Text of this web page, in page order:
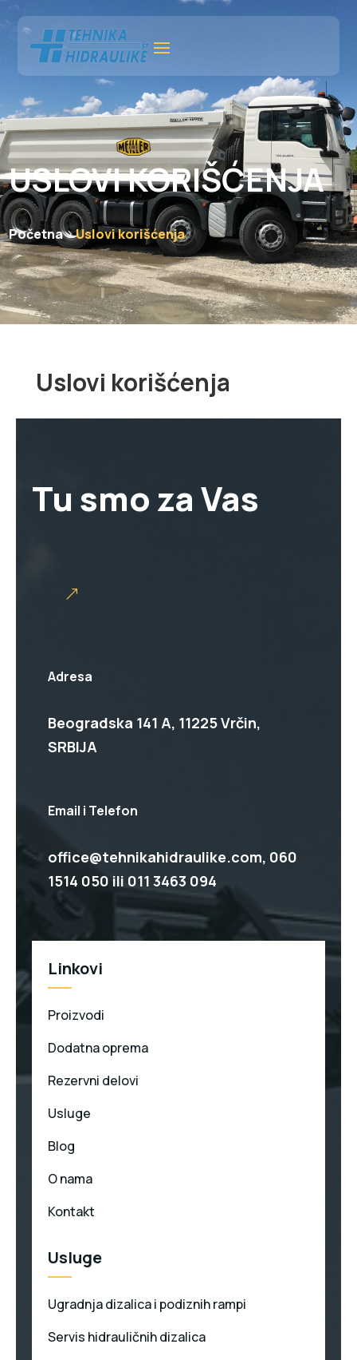
USLOVI KORIŠĆENJA
Početna Uslovi korišćenja
Uslovi korišćenja
Tu smo za Vas
Adresa
Beogradska 141 A, 11225 Vrčin,
SRBIJA
Email i Telefon
office@tehnikahidraulike.com, 060
1514 050 ili 011 3463 094
Linkovi
Proizvodi
Dodatna oprema
Rezervni delovi
Usluge
Blog
O nama
Kontakt
Usluge
Ugradnja dizalica i podiznih rampi
Servis hidrauličnih dizalica